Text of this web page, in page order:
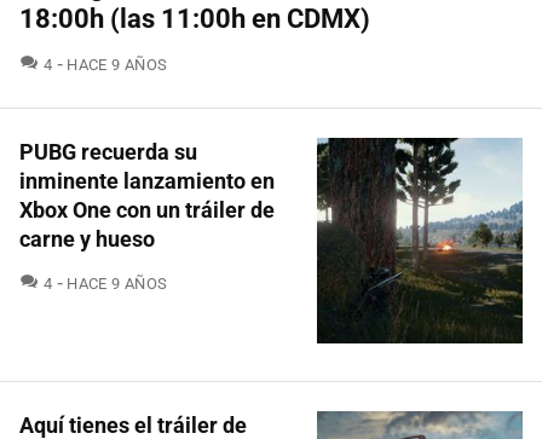
18:00h (las 11:00h en CDMX)
4 COMENTARIOS
HACE 9 AÑOS
PUBG recuerda su
inminente lanzamiento en
Xbox One con un tráiler de
carne y hueso
4 COMENTARIOS
HACE 9 AÑOS
Aquí tienes el tráiler de